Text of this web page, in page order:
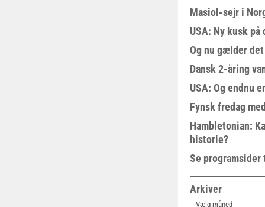
Masiol-sejr i
USA: Ny kusk på
Og nu gælder
Dansk 2-åring
USA: Og endnu
Fynsk fredag
Hambletonian:
historie?
Se
Arkiver